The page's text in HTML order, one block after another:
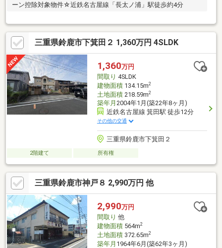
ーン控除対象物件☆近鉄名古屋線「長太ノ浦」駅徒歩約4分
三重県鈴鹿市下箕田２ 1,360万円 4SLDK
1,360万円
間取り 4SLDK
建物面積134.15m2
土地面積218.59m2
築年月 2004年1月(築22年8ヶ月)
近鉄名古屋線 箕田駅 徒歩12分
その他の交通
三重県鈴鹿市下箕田２
2階建て 所有権
三重県鈴鹿市神戸８ 2,990万円 他
2,990万円
間取り 他
建物面積564m2
土地面積372.65m2
築年月 1964年6月(築62年3ヶ月)